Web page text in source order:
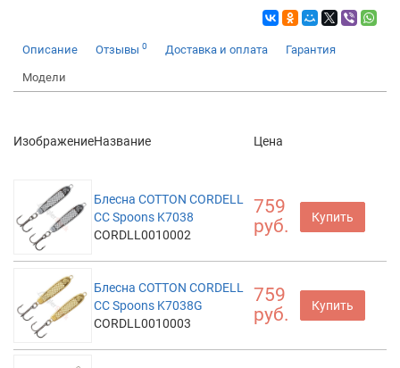
Описание Отзывы 0 Доставка и оплата Гарантия
Модели
ИзображениеНазвание Цена
Блесна COTTON CORDELL
СС Spoons K7038
CORDLL0010002
759
руб.
Купить
Блесна COTTON CORDELL
СС Spoons K7038G
CORDLL0010003
759
руб.
Купить